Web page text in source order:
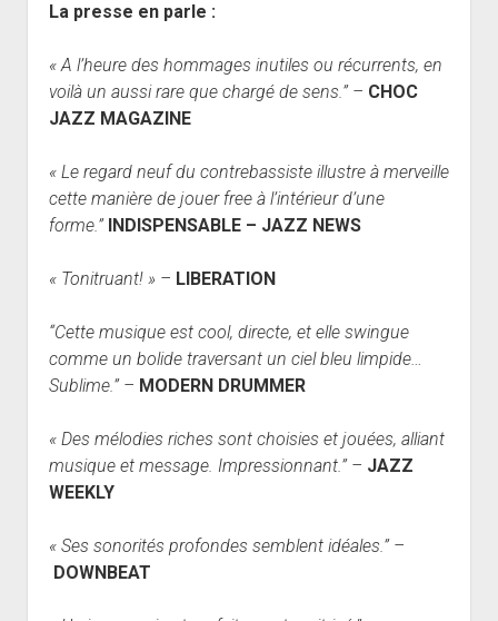
La presse en parle :
« A l’heure des hommages inutiles ou récurrents, en
voilà un aussi rare que chargé de sens.” – CHOC
JAZZ MAGAZINE
« Le regard neuf du contrebassiste illustre à merveille
cette manière de jouer free à l’intérieur d’une
forme.” INDISPENSABLE – JAZZ NEWS
« Tonitruant! » – LIBERATION
“Cette musique est cool, directe, et elle swingue
comme un bolide traversant un ciel bleu limpide…
Sublime.” – MODERN DRUMMER
« Des mélodies riches sont choisies et jouées, alliant
musique et message. Impressionnant.” – JAZZ
WEEKLY
« Ses sonorités profondes semblent idéales.” –
DOWNBEAT